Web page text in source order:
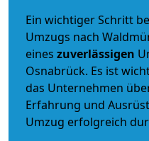
Ein wichtiger Schritt
Umzugs nach
eines zuverlässigen
Osnabrück. Es ist
das Unternehmen
Erfahrung und
Umzug erfolgreich